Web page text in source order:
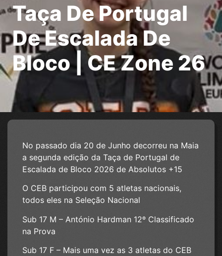
Taça De Portugal
De Escalada De
Bloco | CE Zone 26
No passado dia 20 de Junho decorreu na Maia
a segunda edição da Taça de Portugal de
Escalada de Bloco 2026 de Absolutos +15
O CEB participou com 5 atletas nacionais,
todos eles na Seleção Nacional
Sub 17 M – António Hardman 12º Classificado
na Prova
Sub 17 F – Mais uma vez as 3 atletas do CEB